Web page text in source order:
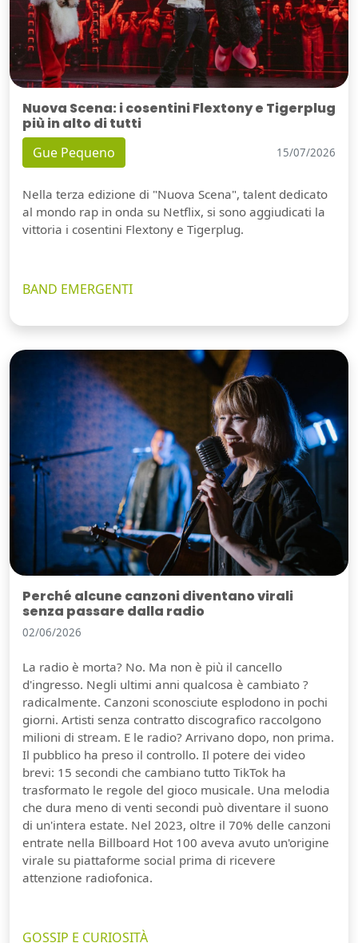
Nuova Scena: i cosentini Flextony e Tigerplug
più in alto di tutti
Gue Pequeno 15/07/2026
Nella terza edizione di "Nuova Scena", talent dedicato
al mondo rap in onda su Netflix, si sono aggiudicati la
vittoria i cosentini Flextony e Tigerplug.
BAND EMERGENTI
Perché alcune canzoni diventano virali
senza passare dalla radio
02/06/2026
La radio è morta? No. Ma non è più il cancello
d'ingresso. Negli ultimi anni qualcosa è cambiato ?
radicalmente. Canzoni sconosciute esplodono in pochi
giorni. Artisti senza contratto discografico raccolgono
milioni di stream. E le radio? Arrivano dopo, non prima.
Il pubblico ha preso il controllo. Il potere dei video
brevi: 15 secondi che cambiano tutto TikTok ha
trasformato le regole del gioco musicale. Una melodia
che dura meno di venti secondi può diventare il suono
di un'intera estate. Nel 2023, oltre il 70% delle canzoni
entrate nella Billboard Hot 100 aveva avuto un'origine
virale su piattaforme social prima di ricevere
attenzione radiofonica.
GOSSIP E CURIOSITÀ